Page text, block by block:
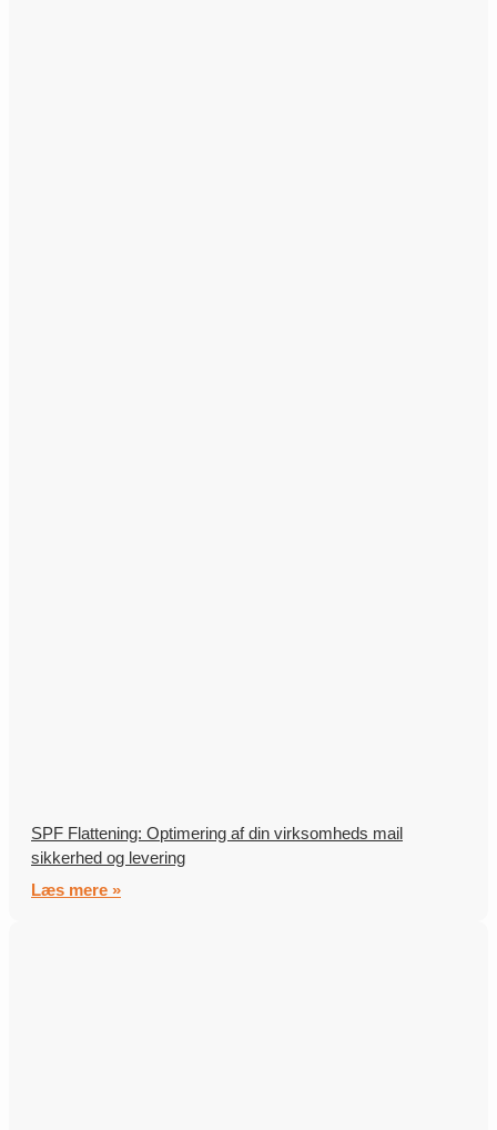
SPF Flattening: Optimering af din virksomheds mail
sikkerhed og levering
Læs mere »